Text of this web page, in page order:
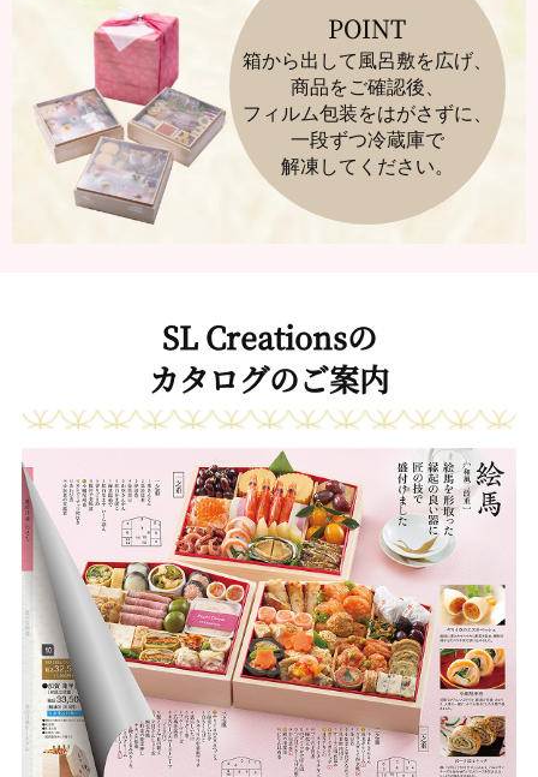
POINT
箱から出して風呂敷を広げ、
商品をご確認後、
フィルム包装をはがさずに、
一段ずつ冷蔵庫で
解凍してください。
SL Creationsの
カタログのご案内